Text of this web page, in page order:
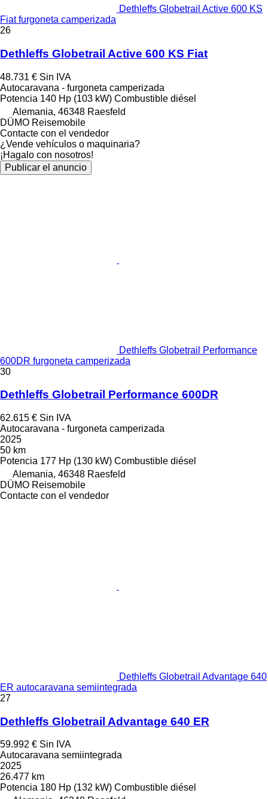
Dethleffs Globetrail Active 600 KS
Fiat furgoneta camperizada
26
Dethleffs Globetrail Active 600 KS Fiat
48.731 € Sin IVA
Autocaravana - furgoneta camperizada
Potencia 140 Hp (103 kW) Combustible diésel
Alemania, 46348 Raesfeld
DÜMO Reisemobile
Contacte con el vendedor
¿Vende vehículos o maquinaria?
¡Hagalo con nosotros!
Publicar el anuncio
Dethleffs Globetrail Performance
600DR furgoneta camperizada
30
Dethleffs Globetrail Performance 600DR
62.615 € Sin IVA
Autocaravana - furgoneta camperizada
2025
50 km
Potencia 177 Hp (130 kW) Combustible diésel
Alemania, 46348 Raesfeld
DÜMO Reisemobile
Contacte con el vendedor
Dethleffs Globetrail Advantage 640
ER autocaravana semiintegrada
27
Dethleffs Globetrail Advantage 640 ER
59.992 € Sin IVA
Autocaravana semiintegrada
2025
26.477 km
Potencia 180 Hp (132 kW) Combustible diésel